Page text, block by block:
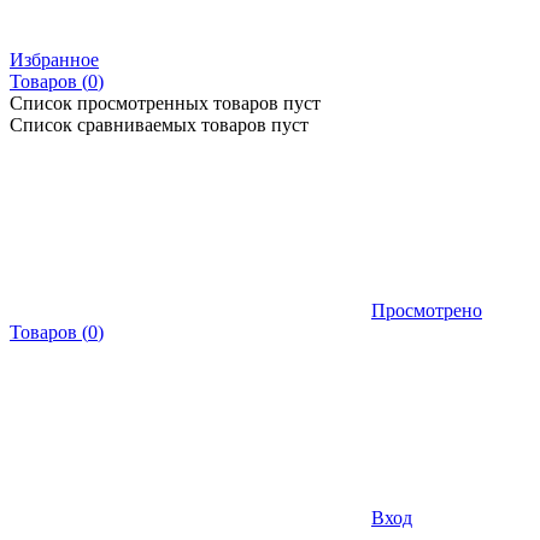
Избранное
Товаров (0)
Список просмотренных товаров пуст
Список сравниваемых товаров пуст
Просмотрено
Товаров (0)
Вход